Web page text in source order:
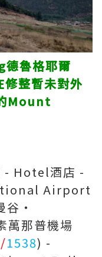
魯格耶爾
修整暫未對外
Mount
- Hotel酒店 -
Airport
谷‧
那普機場
1538) -